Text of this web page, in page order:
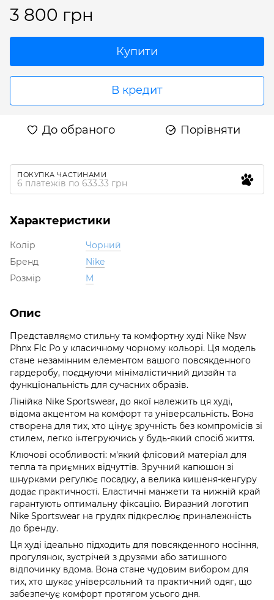
3 800 грн
Купити
В кредит
До обраного Порівняти
ПОКУПКА ЧАСТИНАМИ
6 платежів по 633.33 грн
Характеристики
Колір
Чорний
Бренд
Nike
Розмір
M
Опис
Представляємо стильну та комфортну худі Nike Nsw
Phnx Flc Po у класичному чорному кольорі. Ця модель
стане незамінним елементом вашого повсякденного
гардеробу, поєднуючи мінімалістичний дизайн та
функціональність для сучасних образів.
Лінійка Nike Sportswear, до якої належить ця худі,
відома акцентом на комфорт та універсальність. Вона
створена для тих, хто цінує зручність без компромісів зі
стилем, легко інтегруючись у будь-який спосіб життя.
Ключові особливості: м'який флісовий матеріал для
тепла та приємних відчуттів. Зручний капюшон зі
шнурками регулює посадку, а велика кишеня-кенгуру
додає практичності. Еластичні манжети та нижній край
гарантують оптимальну фіксацію. Виразний логотип
Nike Sportswear на грудях підкреслює приналежність
до бренду.
Ця худі ідеально підходить для повсякденного носіння,
прогулянок, зустрічей з друзями або затишного
відпочинку вдома. Вона стане чудовим вибором для
тих, хто шукає універсальний та практичний одяг, що
забезпечує комфорт протягом усього дня.